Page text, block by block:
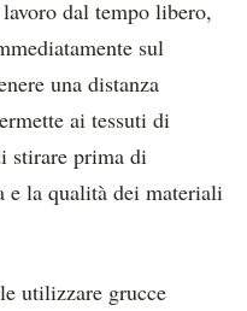
dal tempo libero,
sul
una distanza
ai tessuti di
stirare prima di
e la qualità dei materiali
utilizzare grucce